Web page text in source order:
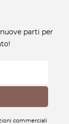
parti per
commerciali